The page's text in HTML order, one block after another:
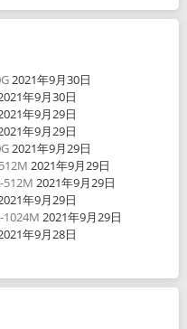
2021年9月30日
年9月30日
年9月29日
年9月29日
2021年9月29日
2021年9月29日
512M 2021年9月29日
年9月29日
1024M 2021年9月29日
年9月28日